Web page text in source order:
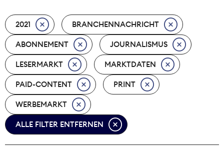
Nachhaltigkeit
Nachwuchs
Nova Award
Pressefreiheit
Print
2021 BRANCHENNACHRICHT
ABONNEMENT JOURNALISMUS
LESERMARKT MARKTDATEN
PAID-CONTENT PRINT
WERBEMARKT
ALLE FILTER ENTFERNEN